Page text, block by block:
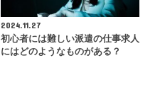
2024.11.27
初心者には難しい派遣の仕事求人
にはどのようなものがある？